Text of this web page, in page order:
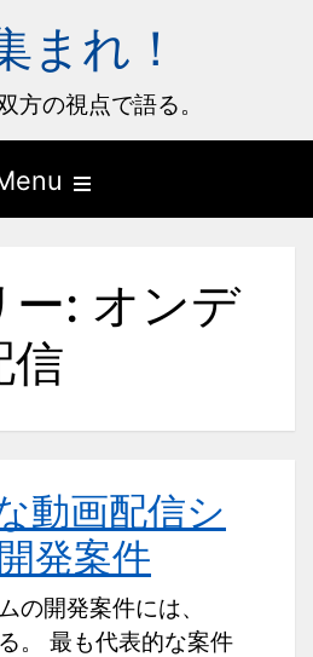
まれ！
方の視点で語る。
the
menu
ー: オンデ
信
動画配信シ
発案件
の開発案件には、
。 最も代表的な案件